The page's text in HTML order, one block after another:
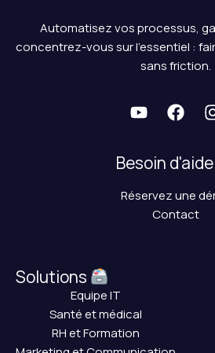
Automatisez vos processus,
concentrez-vous sur l’essentiel :
sans friction.
Besoin d'aide
Réservez une
Contact
Solutions
Equipe IT
Santé et médical
RH et Formation